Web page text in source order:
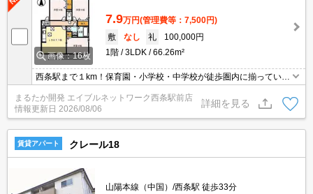
画像：16枚
7.9万円(管理費等：7,500円)
敷
なし 礼
100,000円
1階
3LDK 66.26m²
西条駅まで１km！保育園・小学校・中学校が徒歩圏内に揃っている
のでお子様の通学も近くて安心ですよ♪２４時間スーパーまで徒歩５
分、コンビニ・飲食店などの生活施設も豊富にあり日々の毎日のお
買い物も楽々♪総戸数が４部屋のため、どの部屋をご契約されてもす
べて角部屋！！３ＬＤＫで子供部屋もしっかり確保出来ますよ♪専用
庭付きです♪
まるたか開発 エイブルネットワーク西条駅前店
情報更新日 2026/08/06
詳細を見る
賃貸アパート クレール18
山陽本線（中国）/西条駅 徒歩33分